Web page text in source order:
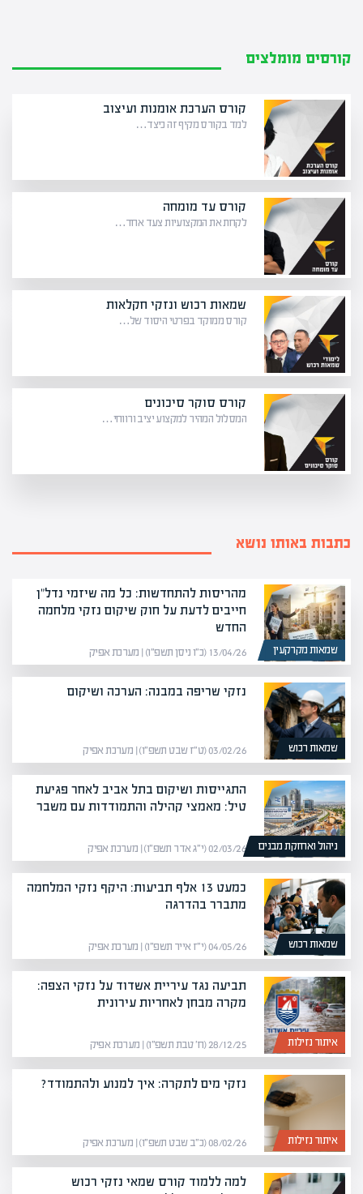
קורסים מומלצים
קורס הערכת אומנות ועיצוב
למד בקורס מקיף זה כיצד…
קורס עד מומחה
לקחת את המקצועיות צעד אחד…
שמאות רכוש ונזקי חקלאות
קורס ממוקד בפרטי היסוד של…
קורס סוקר סיכונים
המסלול המהיר למקצוע יציב ורווחי…
כתבות באותו נושא
שמאות מקרקעין
מהריסות להתחדשות: כל מה שיזמי נדל"ן
חייבים לדעת על חוק שיקום נזקי מלחמה
החדש
13/04/26 (כ״ו ניסן תשפ״ו) | מערכת אפיק
שמאות רכוש
נזקי שריפה במבנה: הערכה ושיקום
03/02/26 (ט״ז שבט תשפ״ו) | מערכת אפיק
ניהול ואחזקת מבנים
התגייסות ושיקום בתל אביב לאחר פגיעת
טיל: מאמצי קהילה והתמודדות עם משבר
02/03/26 (י״ג אדר תשפ״ו) | מערכת אפיק
שמאות רכוש
כמעט 13 אלף תביעות: היקף נזקי המלחמה
מתברר בהדרגה
04/05/26 (י״ז אייר תשפ״ו) | מערכת אפיק
איתור נזילות
תביעה נגד עיריית אשדוד על נזקי הצפה:
מקרה מבחן לאחריות עירונית
28/12/25 (ח׳ טבת תשפ״ו) | מערכת אפיק
איתור נזילות
נזקי מים לתקרה: איך למנוע ולהתמודד?
08/02/26 (כ״ב שבט תשפ״ו) | מערכת אפיק
למה ללמוד קורס שמאי נזקי רכוש